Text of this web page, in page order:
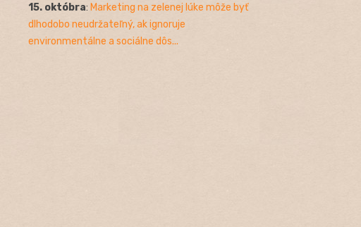
15. októbra: Marketing na zelenej lúke môže byť
dlhodobo neudržateľný, ak ignoruje
environmentálne a sociálne dôs...